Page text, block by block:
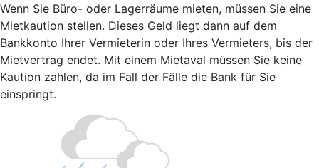
Wenn Sie Büro- oder Lagerräume mieten, müssen Sie eine
Mietkaution stellen. Dieses Geld liegt dann auf dem
Bankkonto Ihrer Vermieterin oder Ihres Vermieters, bis der
Mietvertrag endet. Mit einem Mietaval müssen Sie keine
Kaution zahlen, da im Fall der Fälle die Bank für Sie
einspringt.